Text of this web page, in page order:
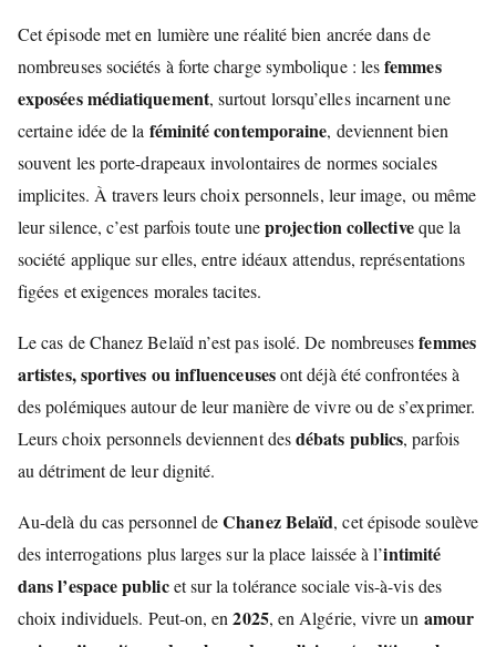
Cet épisode met en lumière une réalité bien ancrée dans de
nombreuses sociétés à forte charge symbolique : lesfemmes
exposées médiatiquement, surtout lorsqu’elles incarnent une
certaine idée de la féminité contemporaine, deviennent bien
souvent les porte-drapeaux involontaires de normes sociales
implicites. À travers leurs choix personnels, leur image, ou même
leur silence, c’est parfois toute uneprojection collectiveque la
société applique sur elles, entre idéaux attendus, représentations
figées et exigences morales tacites.
Le cas de Chanez Belaïd n’est pas isolé. De nombreusesfemmes
artistes, sportives ou influenceusesont déjà été confrontées à
des polémiques autour de leur manière de vivre ou de s’exprimer.
Leurs choix personnels deviennent desdébats publics, parfois
au détriment de leur dignité.
Au-delà du cas personnel deChanez Belaïd, cet épisode soulève
des interrogations plus larges sur la place laissée à l’intimité
dans l’espace publicet sur la tolérance sociale vis-à-vis des
choix individuels. Peut-on, en2025, en Algérie, vivre un amour